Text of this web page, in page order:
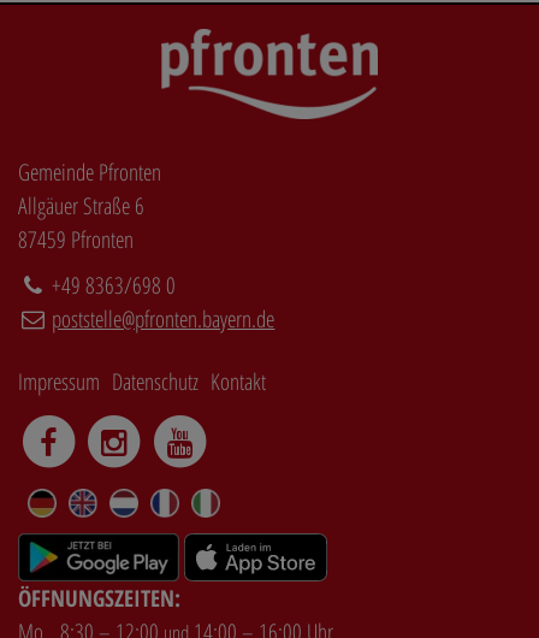
Gemeinde Pfronten
Allgäuer Straße 6
87459 Pfronten
+49 8363/698 0
poststelle@pfronten.bayern.de
Impressum Datenschutz Kontakt
DE EN NL FR IT
ÖFFNUNGSZEITEN: